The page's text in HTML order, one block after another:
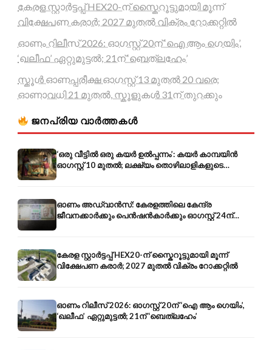
കേരള സ്റ്റാർട്ടപ്പ് HEX20-ന് സ്കൈറൂട്ടുമായി മൂന്ന്
വിക്ഷേപണ കരാർ; 2027 മുതൽ വിക്രം റോക്കറ്റിൽ
ഓണം റിലീസ് 2026: ഓഗസ്റ്റ് 20ന് ‘ഐ ആം ഗെയിം’,
‘ഖലീഫ’ ഏറ്റുമുട്ടൽ; 21ന് ‘ബെത്‌ലഹേം’
സ്കൂൾ ഓണപ്പരീക്ഷ ഓഗസ്റ്റ് 13 മുതൽ 20 വരെ;
ഓണാവധി 21 മുതൽ, സ്കൂളുകൾ 31ന് തുറക്കും
ജനപ്രിയ വാർത്തകൾ
‘ഒരു വീട്ടിൽ ഒരു കയർ ഉൽപ്പന്നം’: കയർ കാമ്പയിൻ
ഓഗസ്റ്റ് 10 മുതൽ; ലക്ഷ്യം തൊഴിലാളികളുടെ
ഉപജീവനം
ഓണം അഡ്വാൻസ്: കേരളത്തിലെ കേന്ദ്ര
ജീവനക്കാർക്കും പെൻഷൻകാർക്കും ഓഗസ്റ്റ് 24ന്
ശമ്പളം-പെൻഷൻ മുൻകൂർ
കേരള സ്റ്റാർട്ടപ്പ് HEX20-ന് സ്കൈറൂട്ടുമായി മൂന്ന്
വിക്ഷേപണ കരാർ; 2027 മുതൽ വിക്രം റോക്കറ്റിൽ
ഓണം റിലീസ് 2026: ഓഗസ്റ്റ് 20ന് ‘ഐ ആം ഗെയിം’,
‘ഖലീഫ’ ഏറ്റുമുട്ടൽ; 21ന് ‘ബെത്‌ലഹേം’